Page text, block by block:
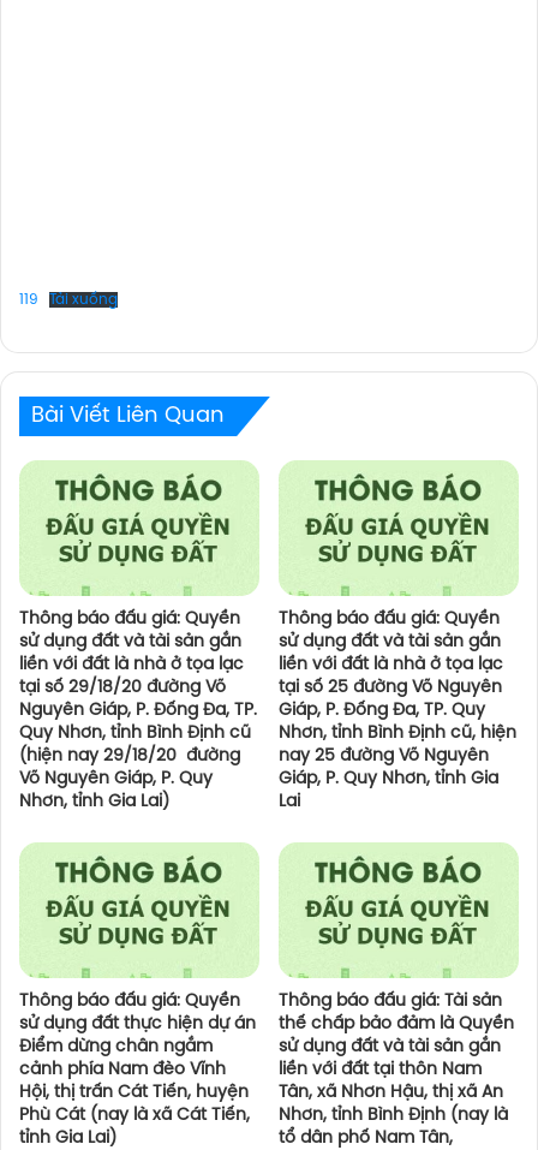
119 Tải xuống
Bài Viết Liên Quan
Thông báo đấu giá: Quyền
sử dụng đất và tài sản gắn
liền với đất là nhà ở tọa lạc
tại số 29/18/20 đường Võ
Nguyên Giáp, P. Đống Đa, TP.
Quy Nhơn, tỉnh Bình Định cũ
(hiện nay 29/18/20 đường
Võ Nguyên Giáp, P. Quy
Nhơn, tỉnh Gia Lai)
Thông báo đấu giá: Quyền
sử dụng đất và tài sản gắn
liền với đất là nhà ở tọa lạc
tại số 25 đường Võ Nguyên
Giáp, P. Đống Đa, TP. Quy
Nhơn, tỉnh Bình Định cũ, hiện
nay 25 đường Võ Nguyên
Giáp, P. Quy Nhơn, tỉnh Gia
Lai
Thông báo đấu giá: Quyền
sử dụng đất thực hiện dự án
Điểm dừng chân ngắm
cảnh phía Nam đèo Vĩnh
Hội, thị trấn Cát Tiến, huyện
Phù Cát (nay là xã Cát Tiến,
tỉnh Gia Lai)
Thông báo đấu giá: Tài sản
thế chấp bảo đảm là Quyền
sử dụng đất và tài sản gắn
liền với đất tại thôn Nam
Tân, xã Nhơn Hậu, thị xã An
Nhơn, tỉnh Bình Định (nay là
tổ dân phố Nam Tân,